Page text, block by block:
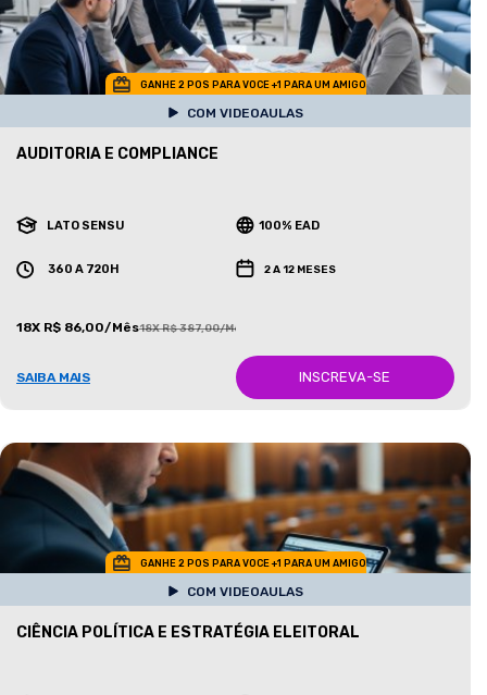
GANHE 2 POS PARA VOCE +1 PARA UM AMIGO
COM VIDEOAULAS
AUDITORIA E COMPLIANCE
LATO SENSU 100% EAD
360 A 720H 2 A 12 MESES
18X R$ 86,00/Mês18X R$ 387,00/Mês
SAIBA MAIS INSCREVA-SE
GANHE 2 POS PARA VOCE +1 PARA UM AMIGO
COM VIDEOAULAS
CIÊNCIA POLÍTICA E ESTRATÉGIA ELEITORAL